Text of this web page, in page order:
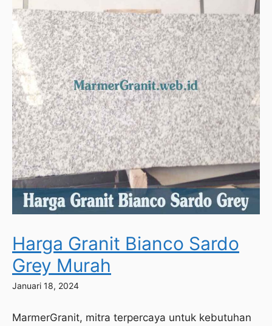
Harga Granit Bianco Sardo
Grey Murah
Januari 18, 2024
MarmerGranit, mitra terpercaya untuk kebutuhan